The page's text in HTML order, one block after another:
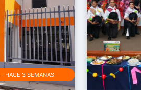
≡ HACE 3 SEMANAS